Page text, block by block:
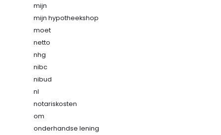
mijn
mijn hypotheekshop
moet
netto
nhg
nibc
nibud
nl
notariskosten
om
onderhandse lening